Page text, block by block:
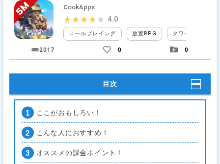
CookApps
ロールプレイング 放置RPG タワーディフェ
★★★★★
★★★★★ 4.0
2017 0 0
目次
ここがおもしろい！
こんな人におすすめ！
オススメの課金ポイント！